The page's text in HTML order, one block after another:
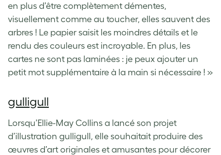
en plus d’être complètement démentes,
visuellement comme au toucher, elles sauvent des
arbres ! Le papier saisit les moindres détails et le
rendu des couleurs est incroyable. En plus, les
cartes ne sont pas laminées : je peux ajouter un
petit mot supplémentaire à la main si nécessaire ! »
gulligull
Lorsqu’Ellie-May Collins a lancé son projet
d’illustration gulligull, elle souhaitait produire des
œuvres d’art originales et amusantes pour décorer